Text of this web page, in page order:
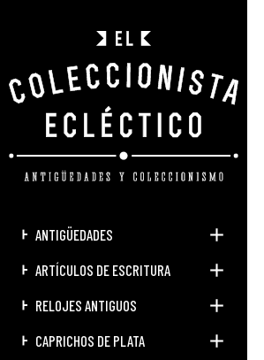
ANTIGÜEDADES
ARTÍCULOS DE ESCRITURA
RELOJES ANTIGUOS
CAPRICHOS DE PLATA